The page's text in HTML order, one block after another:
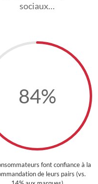
sociaux…
84%
font confiance à la
de leurs pairs (vs.